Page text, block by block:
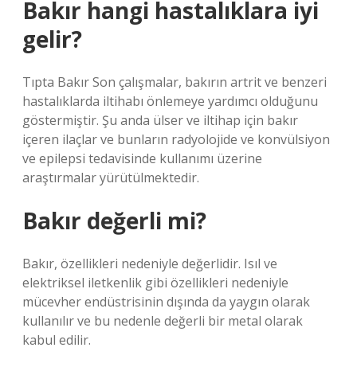
Bakır hangi hastalıklara iyi
gelir?
Tıpta Bakır Son çalışmalar, bakırın artrit ve benzeri
hastalıklarda iltihabı önlemeye yardımcı olduğunu
göstermiştir. Şu anda ülser ve iltihap için bakır
içeren ilaçlar ve bunların radyolojide ve konvülsiyon
ve epilepsi tedavisinde kullanımı üzerine
araştırmalar yürütülmektedir.
Bakır değerli mi?
Bakır, özellikleri nedeniyle değerlidir. Isıl ve
elektriksel iletkenlik gibi özellikleri nedeniyle
mücevher endüstrisinin dışında da yaygın olarak
kullanılır ve bu nedenle değerli bir metal olarak
kabul edilir.